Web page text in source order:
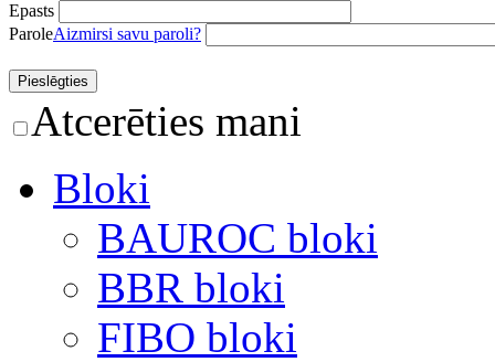
Epasts
ParoleAizmirsi savu paroli?
Atcerēties mani
Bloki
BAUROC bloki
BBR bloki
FIBO bloki